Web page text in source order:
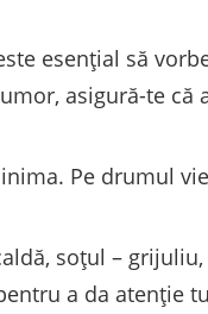
esențial să
asigură-te că
Pe drumul
soțul –
a da atenție